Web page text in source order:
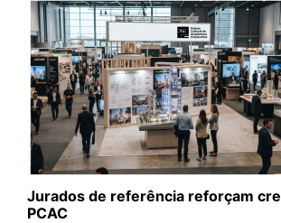
Jurados de referência reforçam
PCAC